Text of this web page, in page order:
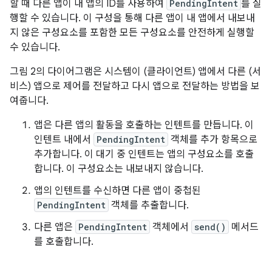
할 때 다른 앱이 내 앱의 ID를 사용하여
PendingIntent 를 실
행할 수 있습니다. 이 구성을 통해 다른 앱이 내 앱에서 내보내
지 않은 구성요소를 포함한 모든 구성요소를 안전하게 실행할
수 있습니다.
그림 2의 다이어그램은 시스템이 (클라이언트) 앱에서 다른 (서
비스) 앱으로 제어를 전달하고 다시 앱으로 전달하는 방법을 보
여줍니다.
앱은 다른 앱의 활동을 호출하는 인텐트를 만듭니다. 이
인텐트 내에서
PendingIntent 객체를 추가 항목으로
추가합니다. 이 대기 중 인텐트는 앱의 구성요소를 호출
합니다. 이 구성요소는 내보내지 않습니다.
앱의 인텐트를 수신하면 다른 앱이 중첩된
PendingIntent 객체를 추출합니다.
다른 앱은 PendingIntent 객체에서 send()
메서드
를 호출합니다.